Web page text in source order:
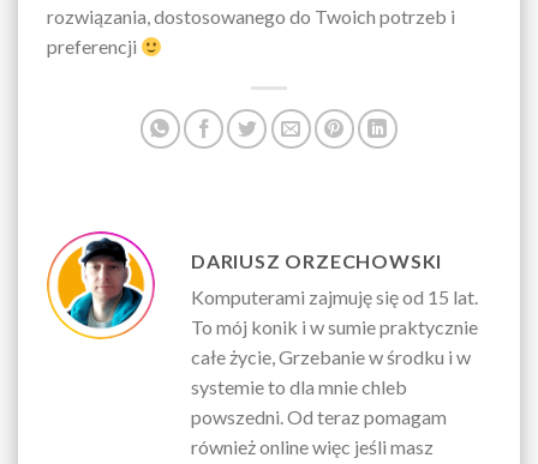
rozwiązania, dostosowanego do Twoich potrzeb i
preferencji
DARIUSZ ORZECHOWSKI
Komputerami zajmuję się od 15 lat.
To mój konik i w sumie praktycznie
całe życie, Grzebanie w środku i w
systemie to dla mnie chleb
powszedni. Od teraz pomagam
również online więc jeśli masz